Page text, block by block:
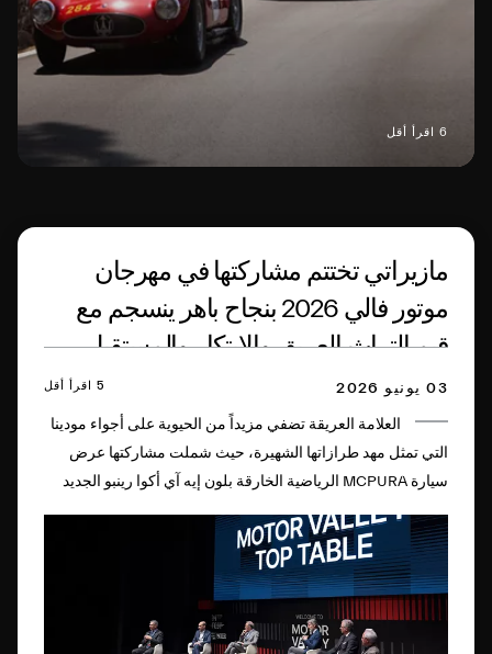
6 اقرأ أقل
مازيراتي تختتم مشاركتها في مهرجان
موتور فالي 2026 بنجاح باهر ينسجم مع
قيم التراث العريق والابتكار والمستقبل
03 يونيو 2026 5 اقرأ أقل
العلامة العريقة تضفي مزيداً من الحيوية على أجواء مودينا
التي تمثل مهد طرازاتها الشهيرة، حيث شملت مشاركتها عرض
سيارة MCPURA الرياضية الخارقة بلون إيه آي أكوا رينبو الجديد
مودينا العسكرية العريقة، بالإضافة إلى جلسات حوار الرمح الثلاثي
في المصنع التاريخي للعلامة، وذلك بالتزامن مع الاحتفاء بالذكرى
المئوية لشعار الرمح الثلاثي ولأول فوز تحققه مازيراتي.